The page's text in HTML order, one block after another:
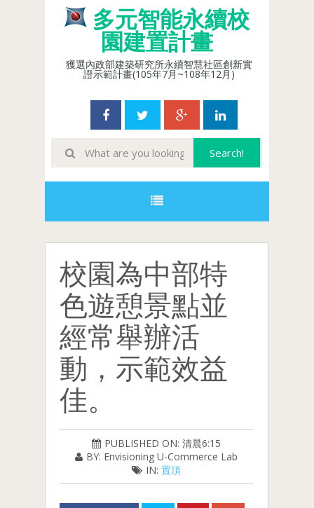
多元智能永續校
園建置計畫
獲選內政部建築研究所永續智慧社區創新實
證示範計畫(105年7月~108年12月)
校園為中部特
色遊憩景點並
經常舉辦活
動，示範效益
佳。
PUBLISHED ON: 清晨6:15
BY: Envisioning U-Commerce Lab
IN:置頂